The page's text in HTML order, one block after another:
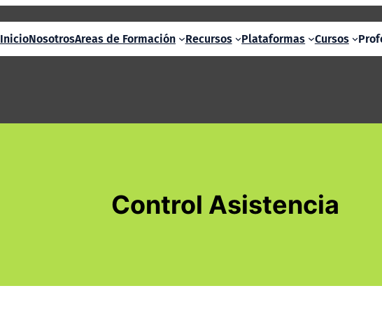
InicioNosotrosAreas de Formación Recursos Plataformas Cursos
Control Asistencia